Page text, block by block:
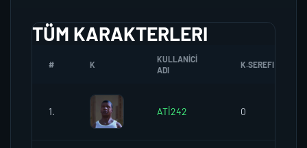
TÜM KARAKTERLERI
# K
KULLANICI
ADI
K.SEREFI
1. ATİ242 0